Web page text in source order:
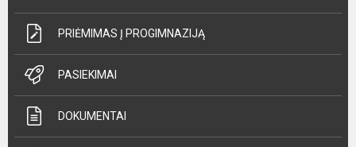
PRIĖMIMAS Į PROGIMNAZIJĄ
PASIEKIMAI
DOKUMENTAI